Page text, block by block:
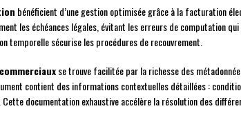
bénéficient d’une gestion optimisée grâce à la facturation
les échéances légales, évitant les erreurs de computation
temporelle sécurise les procédures de recouvrement.
se trouve facilitée par la richesse des
contient des informations contextuelles détaillées :
documentation exhaustive accélère la résolution des